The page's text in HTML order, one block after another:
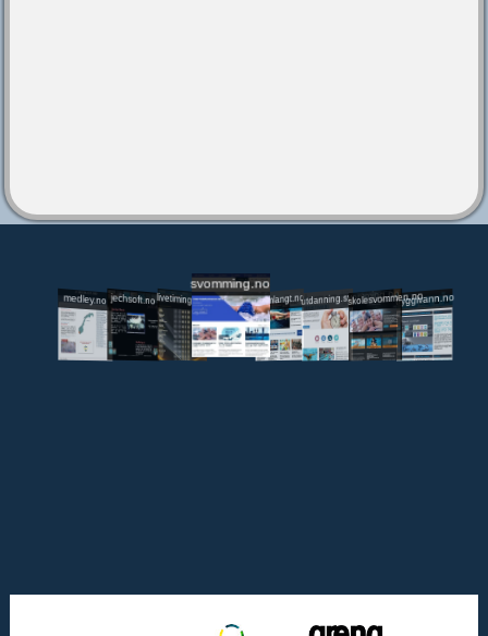
medley.no jechsoft.nolivetiming.medley.no
svomming.no
svomlangt.noutdanning.svomming.no
skolesvommen.notryggivann.no